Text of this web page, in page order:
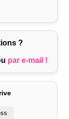
?
par e-mail !